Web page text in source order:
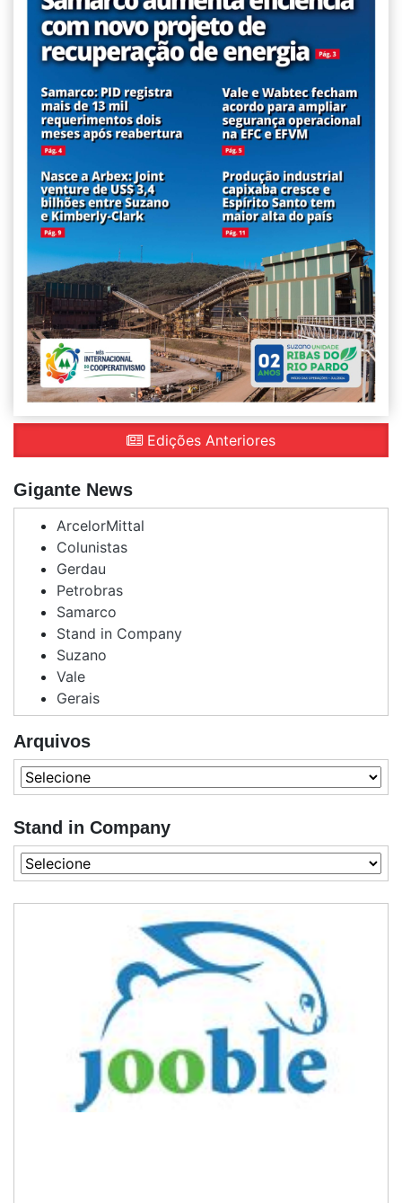
Edições Anteriores
Gigante News
ArcelorMittal
Colunistas
Gerdau
Petrobras
Samarco
Stand in Company
Suzano
Vale
Gerais
Arquivos
Stand in Company